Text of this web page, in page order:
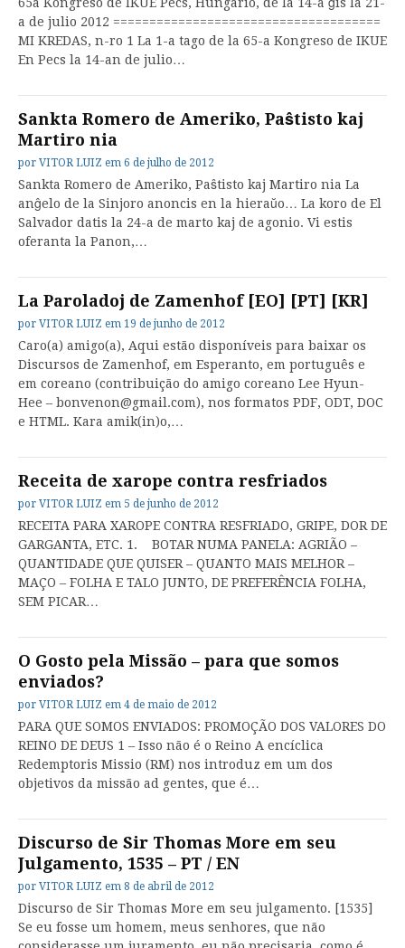
a de julio 2012 =====================================
MI KREDAS, n-ro 1 La 1-a tago de la 65-a Kongreso de IKUE
En Pecs la 14-an de julio…
Sankta Romero de Ameriko, Paŝtisto kaj
Martiro nia
por VITOR LUIZ em 6 de julho de 2012
Sankta Romero de Ameriko, Paŝtisto kaj Martiro nia La
anĝelo de la Sinjoro anoncis en la hieraŭo… La koro de El
Salvador datis la 24-a de marto kaj de agonio. Vi estis
oferanta la Panon,…
La Paroladoj de Zamenhof [EO] [PT] [KR]
por VITOR LUIZ em 19 de junho de 2012
Caro(a) amigo(a), Aqui estão disponíveis para baixar os
Discursos de Zamenhof, em Esperanto, em português e
em coreano (contribuição do amigo coreano Lee Hyun-
Hee – bonvenon@gmail.com), nos formatos PDF, ODT, DOC
e HTML. Kara amik(in)o,…
Receita de xarope contra resfriados
por VITOR LUIZ em 5 de junho de 2012
RECEITA PARA XAROPE CONTRA RESFRIADO, GRIPE, DOR DE
GARGANTA, ETC. 1. BOTAR NUMA PANELA: AGRIÃO –
QUANTIDADE QUE QUISER – QUANTO MAIS MELHOR –
MAÇO – FOLHA E TALO JUNTO, DE PREFERÊNCIA FOLHA,
SEM PICAR…
O Gosto pela Missão – para que somos
enviados?
por VITOR LUIZ em 4 de maio de 2012
PARA QUE SOMOS ENVIADOS: PROMOÇÃO DOS VALORES DO
REINO DE DEUS 1 – Isso não é o Reino A encíclica
Redemptoris Missio (RM) nos introduz em um dos
objetivos da missão ad gentes, que é…
Discurso de Sir Thomas More em seu
Julgamento, 1535 – PT / EN
por VITOR LUIZ em 8 de abril de 2012
Discurso de Sir Thomas More em seu julgamento. [1535]
Se eu fosse um homem, meus senhores, que não